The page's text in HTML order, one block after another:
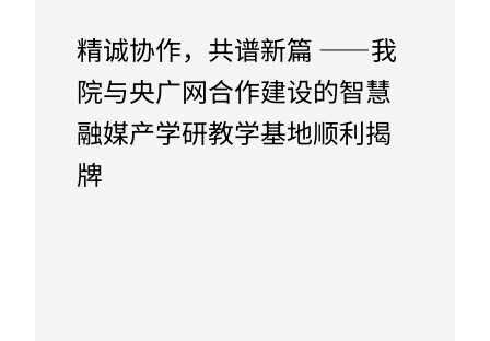
精诚协作，共谱新篇 ——我
院与央广网合作建设的智慧
融媒产学研教学基地顺利揭
牌